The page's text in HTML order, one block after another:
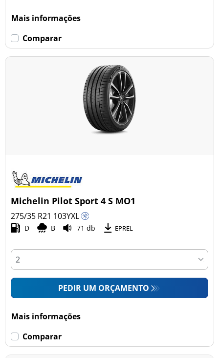
Mais informações
Comparar
Michelin Pilot Sport 4 S MO1
275/35 R21 103YXL
D B 71 db EPREL
PEDIR UM ORÇAMENTO
Mais informações
Comparar